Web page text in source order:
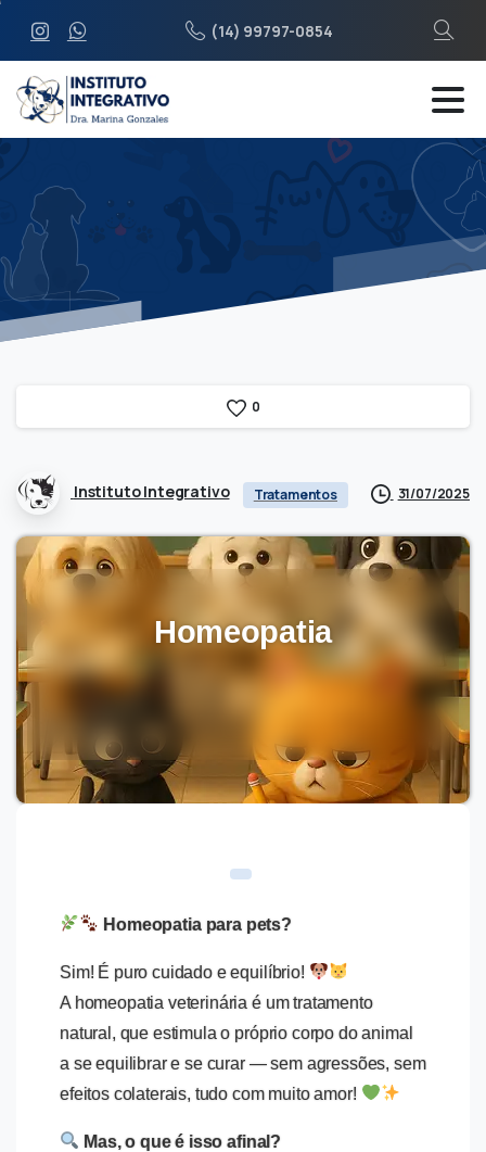
(14) 99797-0854
0
Instituto Integrativo Tratamentos 31/07/2025
Homeopatia
Homeopatia para pets?
Sim! É puro cuidado e equilíbrio!
A homeopatia veterinária é um tratamento
natural, que estimula o próprio corpo do animal
a se equilibrar e se curar — sem agressões, sem
efeitos colaterais, tudo com muito amor!
Mas, o que é isso afinal?